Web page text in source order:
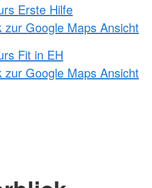
Erste Hilfe
zur Google Maps Ansicht
Fit in EH
zur Google Maps Ansicht